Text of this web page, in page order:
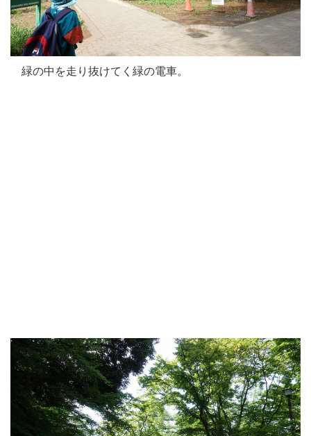
緑の中を走り抜けてく緑の電車。